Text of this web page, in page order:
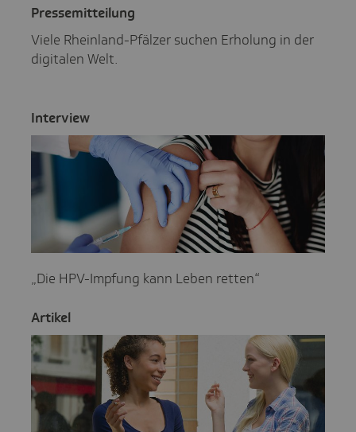
Pres­se­mit­tei­lung
Viele Rheinland-Pfälzer suchen Erholung in der
digitalen Welt.
Inter­view
„Die HPV-Impfung kann Leben retten“
Artikel